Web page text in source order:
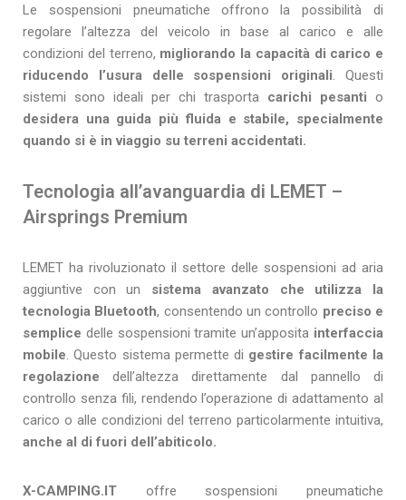
Le sospensioni pneumatiche offrono la possibilità di
regolare l’altezza del veicolo in base al carico e alle
condizioni del terreno, migliorando la capacità di carico e
riducendo l’usura delle sospensioni originali . Questi
sistemi sono ideali per chi trasporta carichi pesanti o
desidera una guida più fluida e stabile, specialmente
quando si è in viaggio su terreni accidentati.
Tecnologia all’avanguardia di LEMET –
Airsprings Premium
LEMET ha rivoluzionato il settore delle sospensioni ad aria
aggiuntive con un sistema avanzato che utilizza la
tecnologia Bluetooth, consentendo un controllo preciso e
semplice delle sospensioni tramite un’apposita interfaccia
mobile . Questo sistema permette di gestire facilmente la
regolazione dell’altezza direttamente dal pannello di
controllo senza fili, rendendo l’operazione di adattamento al
carico o alle condizioni del terreno particolarmente intuitiva,
anche al di fuori dell’abiticolo.
X-CAMPING.IT offre sospensioni pneumatiche